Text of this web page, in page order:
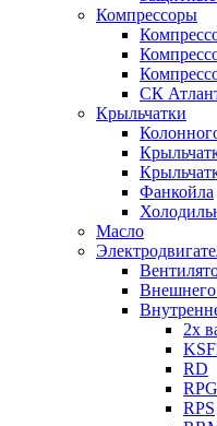
Компрессоры
СК
Крыльчатки
Фанкойла
Масло
Внешнего
2х
RD
RPG
RPS